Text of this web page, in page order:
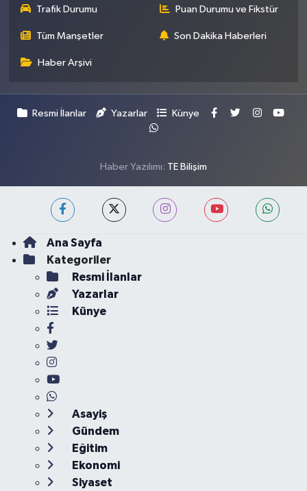
Trafik Durumu Puan Durumu ve Fikstür
Tüm Manşetler Son Dakika Haberleri
Haber Arşivi
Resmi İlanlar Yazarlar Künye
Haber Yazılımı: TE Bilişim
Ana Sayfa
Kategoriler
Resmi İlanlar
Yazarlar
Künye
Asayiş
Gündem
Eğitim
Ekonomi
Siyaset